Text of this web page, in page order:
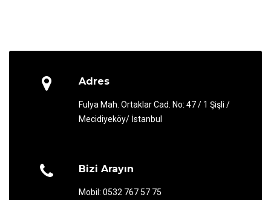
Adres
Fulya Mah. Ortaklar Cad. No: 47 / 1 Şişli /
Mecidiyeköy/ İstanbul
Bizi Arayın
Mobil: 0532 767 57 75